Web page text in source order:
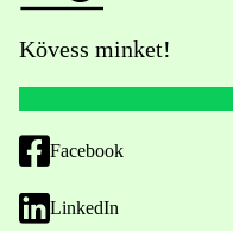
Kövess minket!
Facebook
LinkedIn